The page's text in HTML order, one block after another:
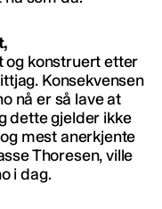
konstruert etter
Konsekvensen
nå er så lave at
dette gjelder ikke
mest anerkjente
Thoresen, ville
i dag.